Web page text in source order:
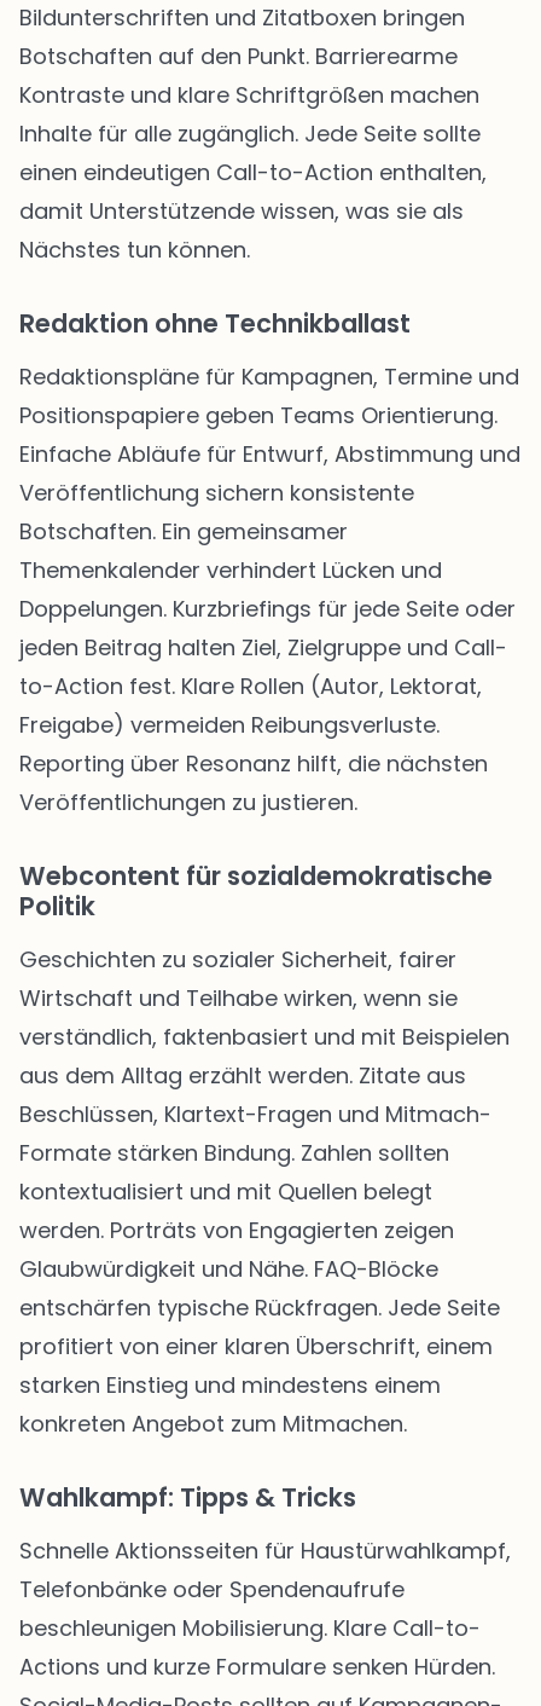
Bildunterschriften und Zitatboxen bringen
Botschaften auf den Punkt. Barrierearme
Kontraste und klare Schriftgrößen machen
Inhalte für alle zugänglich. Jede Seite sollte
einen eindeutigen Call-to-Action enthalten,
damit Unterstützende wissen, was sie als
Nächstes tun können.
Redaktion ohne Technikballast
Redaktionspläne für Kampagnen, Termine und
Positionspapiere geben Teams Orientierung.
Einfache Abläufe für Entwurf, Abstimmung und
Veröffentlichung sichern konsistente
Botschaften. Ein gemeinsamer
Themenkalender verhindert Lücken und
Doppelungen. Kurzbriefings für jede Seite oder
jeden Beitrag halten Ziel, Zielgruppe und Call-
to-Action fest. Klare Rollen (Autor, Lektorat,
Freigabe) vermeiden Reibungsverluste.
Reporting über Resonanz hilft, die nächsten
Veröffentlichungen zu justieren.
Webcontent für sozialdemokratische
Politik
Geschichten zu sozialer Sicherheit, fairer
Wirtschaft und Teilhabe wirken, wenn sie
verständlich, faktenbasiert und mit Beispielen
aus dem Alltag erzählt werden. Zitate aus
Beschlüssen, Klartext-Fragen und Mitmach-
Formate stärken Bindung. Zahlen sollten
kontextualisiert und mit Quellen belegt
werden. Porträts von Engagierten zeigen
Glaubwürdigkeit und Nähe. FAQ-Blöcke
entschärfen typische Rückfragen. Jede Seite
profitiert von einer klaren Überschrift, einem
starken Einstieg und mindestens einem
konkreten Angebot zum Mitmachen.
Wahlkampf: Tipps & Tricks
Schnelle Aktionsseiten für Haustürwahlkampf,
Telefonbänke oder Spendenaufrufe
beschleunigen Mobilisierung. Klare Call-to-
Actions und kurze Formulare senken Hürden.